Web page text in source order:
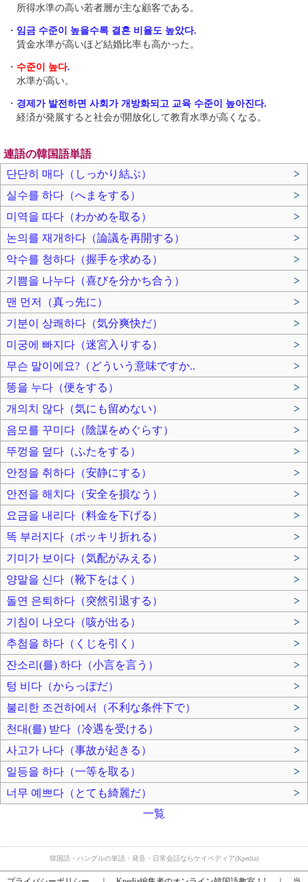
所得水準の高い若者層が主な顧客である。
・ 임금 수준이 높을수록 결혼 비율도 높았다.
賃金水準が高いほど結婚比率も高かった。
・ 수준이 높다.
水準が高い。
・ 경제가 발전하면 사회가 개방화되고 교육 수준이 높아진다.
経済が発展すると社会が開放化して教育水準が高くなる。
連語の韓国語単語
단단히 매다（しっかり結ぶ）
>
실수를 하다（へまをする）
>
미역을 따다（わかめを取る）
>
논의를 재개하다（論議を再開する）
>
악수를 청하다（握手を求める）
>
기쁨을 나누다（喜びを分かち合う）
>
맨 먼저（真っ先に）
>
기분이 상쾌하다（気分爽快だ）
>
미궁에 빠지다（迷宮入りする）
>
무슨 말이에요?（どういう意味ですか..
>
똥을 누다（便をする）
>
개의치 않다（気にも留めない）
>
음모를 꾸미다（陰謀をめぐらす）
>
뚜껑을 덮다（ふたをする）
>
안정을 취하다（安静にする）
>
안전을 해치다（安全を損なう）
>
요금을 내리다（料金を下げる）
>
똑 부러지다（ポッキリ折れる）
>
기미가 보이다（気配がみえる）
>
양말을 신다（靴下をはく）
>
돌연 은퇴하다（突然引退する）
>
기침이 나오다（咳が出る）
>
추첨을 하다（くじを引く）
>
잔소리(를) 하다（小言を言う）
>
텅 비다（からっぽだ）
>
불리한 조건하에서（不利な条件下で）
>
천대(를) 받다（冷遇を受ける）
>
사고가 나다（事故が起きる）
>
일등을 하다（一等を取る）
>
너무 예쁘다（とても綺麗だ）
>
一覧
韓国語・ハングルの単語・発音・日常会話ならケイペディア(Kpedia)